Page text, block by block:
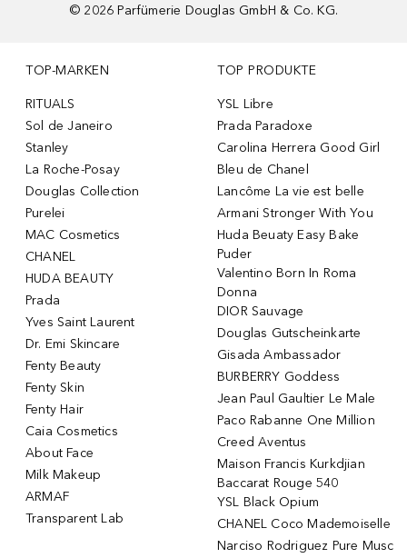
© 2026 Parfümerie Douglas GmbH & Co. KG.
TOP-MARKEN
RITUALS
Sol de Janeiro
Stanley
La Roche-Posay
Douglas Collection
Purelei
MAC Cosmetics
CHANEL
HUDA BEAUTY
Prada
Yves Saint Laurent
Dr. Emi Skincare
Fenty Beauty
Fenty Skin
Fenty Hair
Caia Cosmetics
About Face
Milk Makeup
ARMAF
Transparent Lab
TOP PRODUKTE
YSL Libre
Prada Paradoxe
Carolina Herrera Good Girl
Bleu de Chanel
Lancôme La vie est belle
Armani Stronger With You
Huda Beuaty Easy Bake
Puder
Valentino Born In Roma
Donna
DIOR Sauvage
Douglas Gutscheinkarte
Gisada Ambassador
BURBERRY Goddess
Jean Paul Gaultier Le Male
Paco Rabanne One Million
Creed Aventus
Maison Francis Kurkdjian
Baccarat Rouge 540
YSL Black Opium
CHANEL Coco Mademoiselle
Narciso Rodriguez Pure Musc